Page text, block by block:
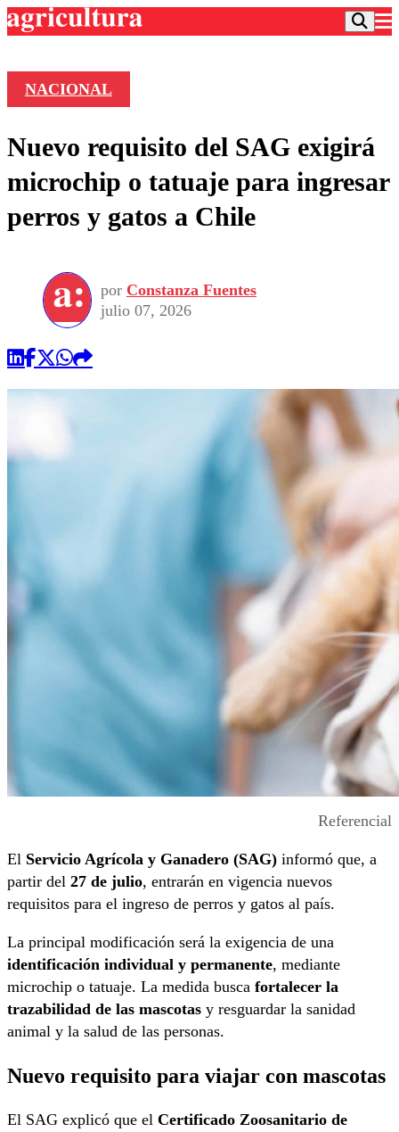
Frecuencias
Agricultura TV
Deportes
Colo Colo
Seleccion Chilena
Torneo Internacional
Universidad de Chile
Entretención
Economía
Internacional
Sustentabilidad
Publicaciones en medios
Opinión
NACIONAL
Nuevo requisito del SAG exigirá
microchip o tatuaje para ingresar
perros y gatos a Chile
por Constanza Fuentes
julio 07, 2026
Referencial
El Servicio Agrícola y Ganadero (SAG) informó que, a
partir del 27 de julio, entrarán en vigencia nuevos
requisitos para el ingreso de perros y gatos al país.
La principal modificación será la exigencia de una
identificación individual y permanente, mediante
microchip o tatuaje. La medida busca fortalecer la
trazabilidad de las mascotas y resguardar la sanidad
animal y la salud de las personas.
Nuevo requisito para viajar con mascotas
El SAG explicó que el Certificado Zoosanitario de